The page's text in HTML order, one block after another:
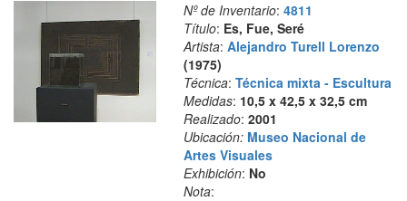
Nº de Inventario: 4811
Título: Es, Fue, Seré
Artista: Alejandro Turell Lorenzo
(1975)
Técnica: Técnica mixta - Escultura
Medidas: 10,5 x 42,5 x 32,5 cm
Realizado: 2001
Ubicación: Museo Nacional de
Artes Visuales
Exhibición: No
Nota: